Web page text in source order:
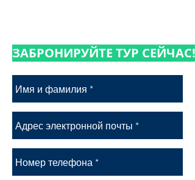
ЗАБРОНИРУЙТЕ ТУР СЕЙЧАС!